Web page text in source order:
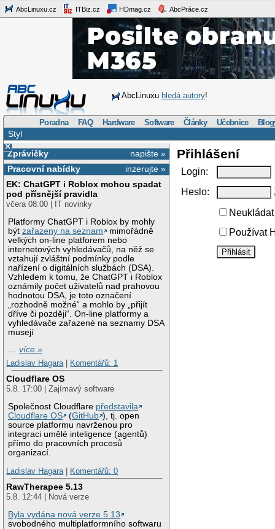
AbcLinuxu.cz ITBiz.cz HDmag.cz AbcPráce.cz
AbcLinuxu hledá autory!
Poradna FAQ Hardware Software Články Učebnice
Styl
×
napište »
Zprávičky
inzerujte »
Pracovní nabídky
EK: ChatGPT i Roblox mohou spadat
pod přísnější pravidla
včera 08:00 | IT novinky
Platformy ChatGPT i Roblox by mohly
býtzařazeny na seznam
mimořádně
velkých on-line platforem nebo
internetových vyhledávačů, na něž se
vztahují zvláštní podmínky podle
nařízení o digitálních službách (DSA).
Vzhledem k tomu, že ChatGPT i Roblox
oznámily počet uživatelů nad prahovou
hodnotou DSA, je toto označení
„rozhodně možné“ a mohlo by „přijít
dříve či později“. On-line platformy a
vyhledávače zařazené na seznamy DSA
musejí
…více »
Ladislav Hagara
Komentářů: 1
Cloudflare OS
5.8. 17:00 | Zajímavý software
Společnost Cloudflare představila
Cloudflare OS
(GitHub ), tj. open
source platformu navrženou pro
integraci umělé inteligence (agentů)
přímo do pracovních procesů
organizací.
Ladislav Hagara
Komentářů: 0
RawTherapee 5.13
5.8. 12:44 | Nová verze
Byla vydána nová verze 5.13
svobodného multiplatformního softwaru
Přihlášení
Login:
Heslo:
Používat